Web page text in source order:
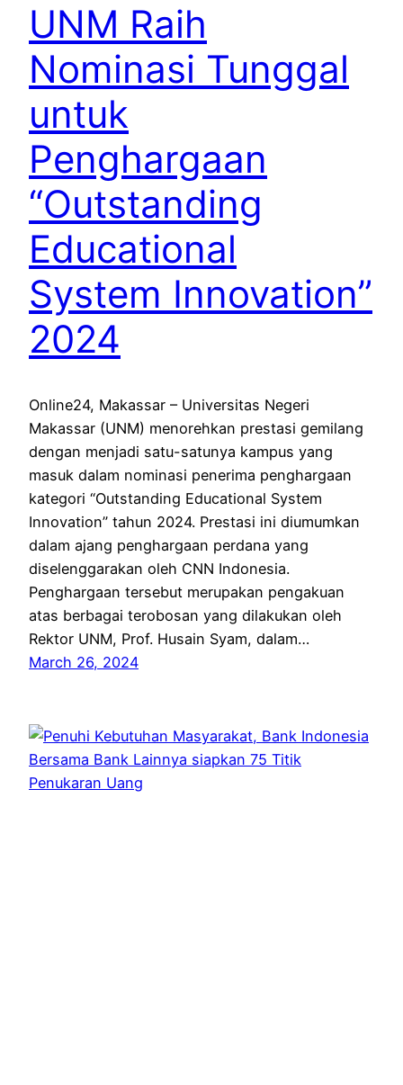
UNM Raih
Nominasi Tunggal
untuk
Penghargaan
“Outstanding
Educational
System Innovation”
2024
Online24, Makassar – Universitas Negeri
Makassar (UNM) menorehkan prestasi gemilang
dengan menjadi satu-satunya kampus yang
masuk dalam nominasi penerima penghargaan
kategori “Outstanding Educational System
Innovation” tahun 2024. Prestasi ini diumumkan
dalam ajang penghargaan perdana yang
diselenggarakan oleh CNN Indonesia.
Penghargaan tersebut merupakan pengakuan
atas berbagai terobosan yang dilakukan oleh
Rektor UNM, Prof. Husain Syam, dalam…
March 26, 2024